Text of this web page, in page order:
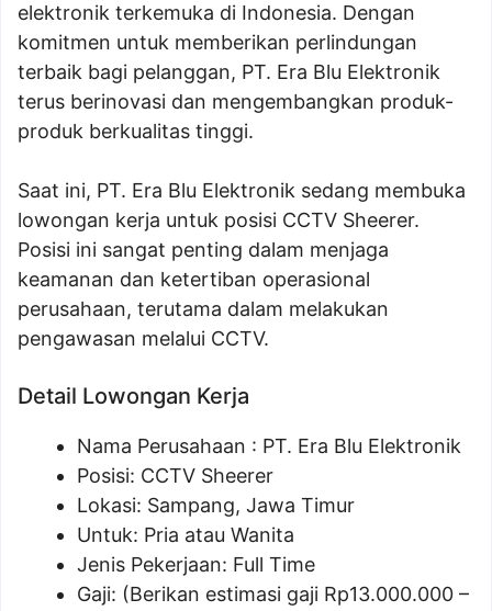
elektronik terkemuka di Indonesia. Dengan
komitmen untuk memberikan perlindungan
terbaik bagi pelanggan, PT. Era Blu Elektronik
terus berinovasi dan mengembangkan produk-
produk berkualitas tinggi.
Saat ini, PT. Era Blu Elektronik sedang membuka
lowongan kerja untuk posisi CCTV Sheerer.
Posisi ini sangat penting dalam menjaga
keamanan dan ketertiban operasional
perusahaan, terutama dalam melakukan
pengawasan melalui CCTV.
Detail Lowongan Kerja
Nama Perusahaan : PT. Era Blu Elektronik
Posisi: CCTV Sheerer
Lokasi: Sampang, Jawa Timur
Untuk: Pria atau Wanita
Jenis Pekerjaan: Full Time
Gaji: (Berikan estimasi gaji Rp13.000.000 –